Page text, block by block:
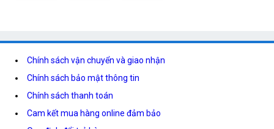
Chính sách vận chuyển và giao nhận
Chính sách bảo mật thông tin
Chính sách thanh toán
Cam kết mua hàng online đảm bảo